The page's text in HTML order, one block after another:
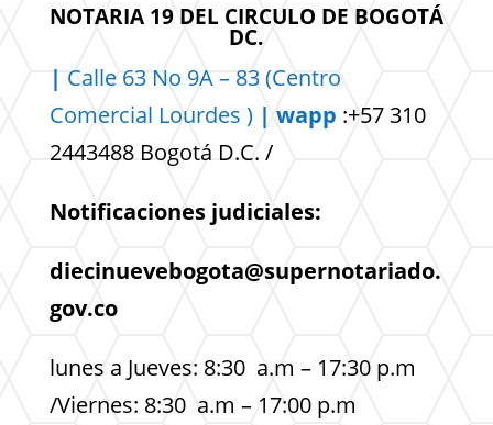
NOTARIA 19 DEL CIRCULO DE BOGOTÁ
DC.
| Calle 63 No 9A – 83 (Centro
Comercial Lourdes ) | wapp :+57 310
2443488 Bogotá D.C. /
Notificaciones judiciales:
diecinuevebogota@supernotariado.
gov.co
lunes a Jueves: 8:30 a.m – 17:30 p.m
/Viernes: 8:30 a.m – 17:00 p.m